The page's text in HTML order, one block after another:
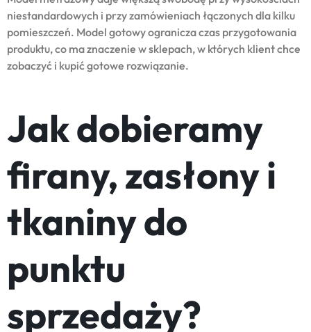
niestandardowych i przy zamówieniach łączonych dla kilku
pomieszczeń. Model gotowy ogranicza czas przygotowania
produktu, co ma znaczenie w sklepach, w których klient chce
zobaczyć i kupić gotowe rozwiązanie.
Jak dobieramy
firany, zasłony i
tkaniny do
punktu
sprzedaży?